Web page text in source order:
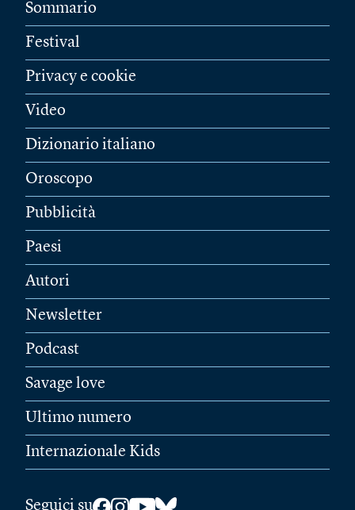
Sommario
Festival
Privacy e cookie
Video
Dizionario italiano
Oroscopo
Pubblicità
Paesi
Autori
Newsletter
Podcast
Savage love
Ultimo numero
Internazionale Kids
Seguici su